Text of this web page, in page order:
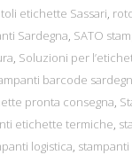
etichette Sassari,
Sardegna, SATO
, Soluzioni per
barcode
pronta consegna,
etichette termiche,
logistica, stampanti